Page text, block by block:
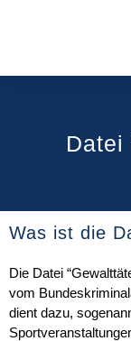
Datei
Was ist die
Die Datei
vom
dient dazu,